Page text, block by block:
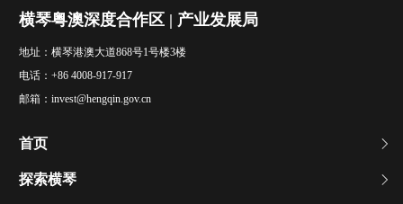
横琴粤澳深度合作区 | 产业发展局
地址： 横琴港澳大道868号1号楼3楼
电话： +86 4008-917-917
邮箱： invest@hengqin.gov.cn
首页
探索横琴